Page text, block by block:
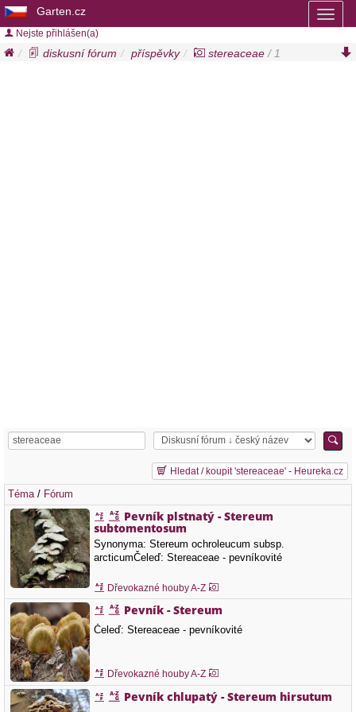
Garten.cz
Nejste přihlášen(a)
diskusní fórum příspěvky stereaceae / 1
Hledat / koupit 'stereaceae' - Heureka.cz
Téma / Fórum
Pevník plstnatý - Stereum
subtomentosum
Synonyma: Stereum ochroleucum subsp.
arcticumČeleď: Stereaceae - pevníkovité
Dřevokazné houby A-Z
Pevník - Stereum
Čeleď: Stereaceae - pevníkovité
Dřevokazné houby A-Z
Pevník chlupatý - Stereum hirsutum